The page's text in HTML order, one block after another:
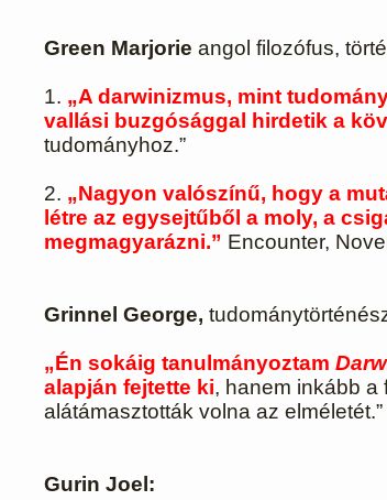
Green Marjorie angol filozófus,
1. „A darwinizmus, mint
vallási buzgósággal hirdetik a
tudományhoz.”
2. „Nagyon valószínű, hogy a
létre az egysejtűből a moly, a
megmagyarázni.” Encounter,
Grinnel George,
„Én sokáig tanulmányoztam
alapján fejtette ki, hanem inkább a
alátámasztották volna az elméletét.”
Gurin Joel: